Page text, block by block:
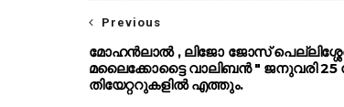
Previous
മോഹൻലാൽ , ലിജോ ജോസ് പെല്ലിശ്ശേരി
മലൈക്കോട്ടൈ വാലിബൻ " ജനുവരി 25
തിയേറ്ററുകളിൽ എത്തും.